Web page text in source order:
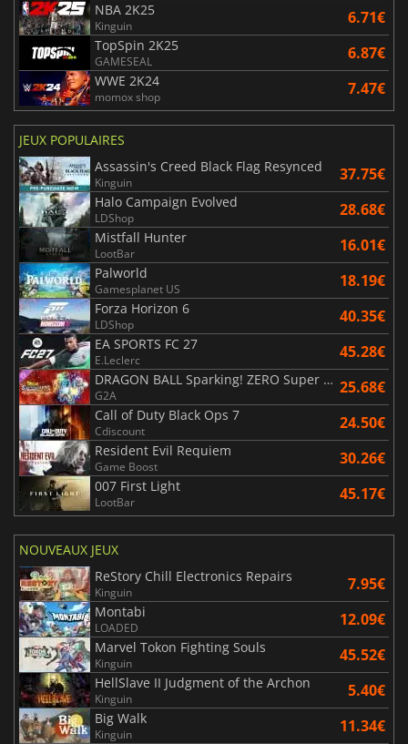
NBA 2K25
Kinguin 6.71€
TopSpin 2K25
GAMESEAL 6.87€
WWE 2K24
momox shop 7.47€
JEUX POPULAIRES
Assassin's Creed Black Flag Resynced
Kinguin 37.75€
Halo Campaign Evolved
LDShop 28.68€
Mistfall Hunter
LootBar 16.01€
Palworld
Gamesplanet US 18.19€
Forza Horizon 6
LDShop 40.35€
EA SPORTS FC 27
E.Leclerc 45.28€
DRAGON BALL Sparking! ZERO Super Limit Breaking NEO
G2A 25.68€
Call of Duty Black Ops 7
Cdiscount 24.50€
Resident Evil Requiem
Game Boost 30.26€
007 First Light
LootBar 45.17€
NOUVEAUX JEUX
ReStory Chill Electronics Repairs
Kinguin 7.95€
Montabi
LOADED 12.09€
Marvel Tokon Fighting Souls
Kinguin 45.52€
HellSlave II Judgment of the Archon
Kinguin 5.40€
Big Walk
Kinguin 11.34€